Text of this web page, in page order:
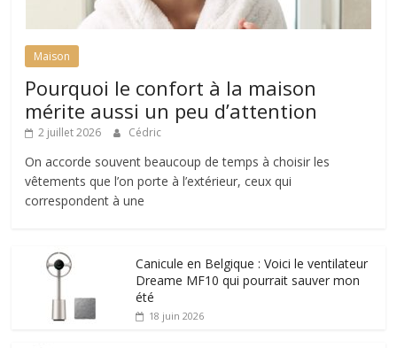
Maison
Pourquoi le confort à la maison
mérite aussi un peu d’attention
2 juillet 2026 Cédric
On accorde souvent beaucoup de temps à choisir les
vêtements que l’on porte à l’extérieur, ceux qui
correspondent à une
Canicule en Belgique : Voici le ventilateur
Dreame MF10 qui pourrait sauver mon
été
18 juin 2026